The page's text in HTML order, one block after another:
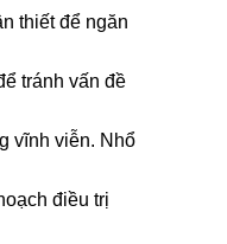
thiết để ngăn
tránh vấn đề
vĩnh viễn. Nhổ
điều trị